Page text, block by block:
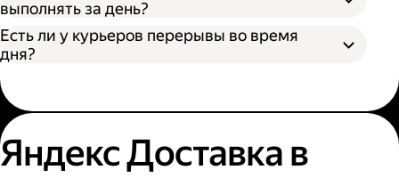
выполнять за день?
Есть ли у курьеров перерывы во время
дня?
Яндекс Доставка в